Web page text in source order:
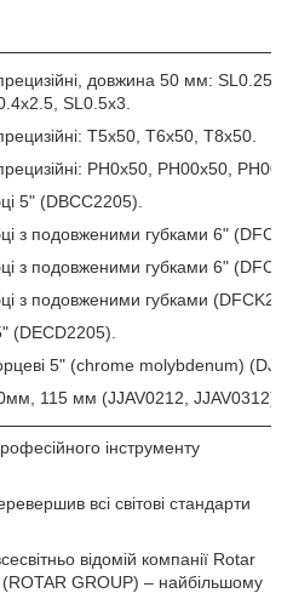
довжина 50 мм:
SL0.5x3.
T5x50, T6x50, T8x50.
PH0x50, PH00x50,
5" (DBCC2205).
з подовженими губками 6"
з подовженими губками 6"
з подовженими губками
(DECD2205).
5" (chrome molybdenum)
115 мм (JJAV0212, JJAV0312).
інструменту
всі світові стандарти
відомій компанії Rotar
GROUP) – найбільшому